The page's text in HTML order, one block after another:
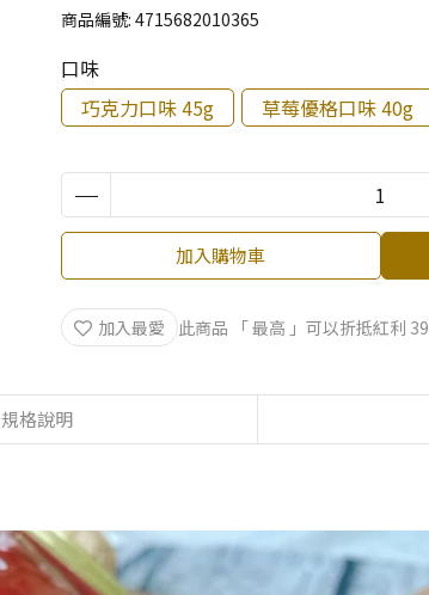
商品編號: 4715682010365
口味
巧克力口味 45g
草莓優格口味 40g
加入購物車
加入最愛 此商品 「 最高 」可以折抵紅利 39
規格說明